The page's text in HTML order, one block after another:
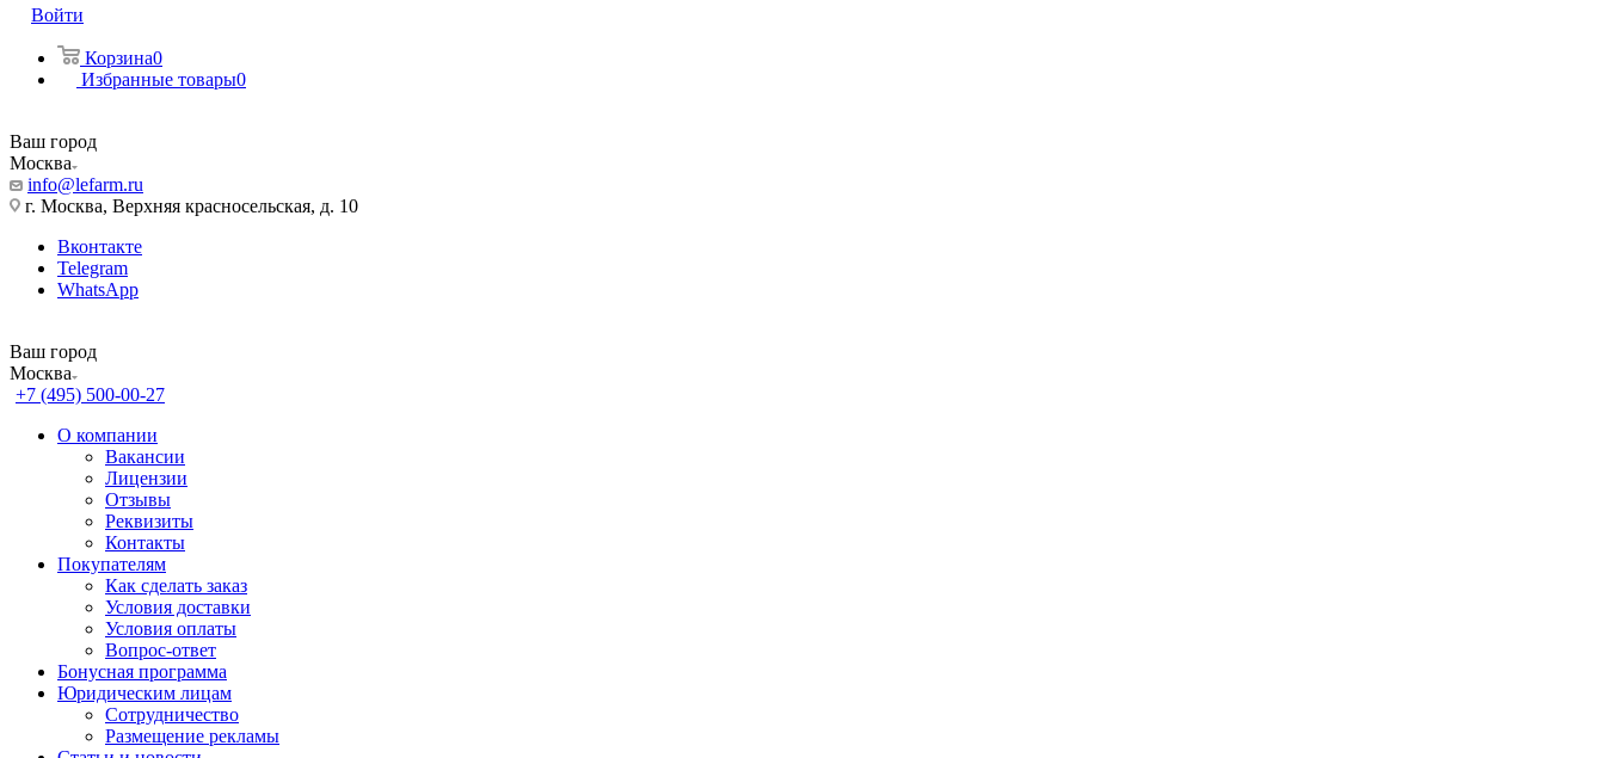
Войти
Корзина0
Избранные товары0
Ваш город
Москва
info@lefarm.ru
г. Москва, Верхняя красносельская, д. 10
Вконтакте
Telegram
WhatsApp
Ваш город
Москва
+7 (495) 500-00-27
О компании
Вакансии
Лицензии
Отзывы
Реквизиты
Контакты
Покупателям
Как сделать заказ
Условия доставки
Условия оплаты
Вопрос-ответ
Бонусная программа
Юридическим лицам
Сотрудничество
Размещение рекламы